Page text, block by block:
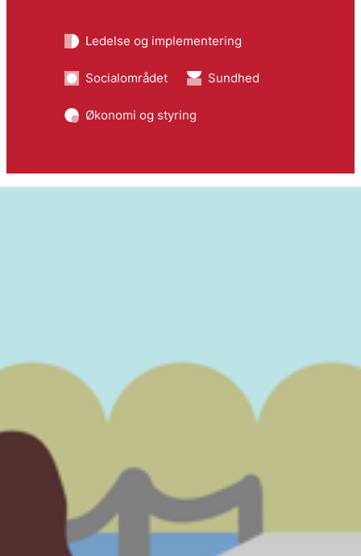
Ledelse og implementering
Socialområdet Sundhed
Økonomi og styring